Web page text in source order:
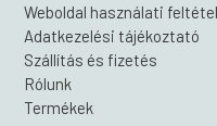
Weboldal használati
Adatkezelési tájékoztató
Szállítás és fizetés
Rólunk
Termékek